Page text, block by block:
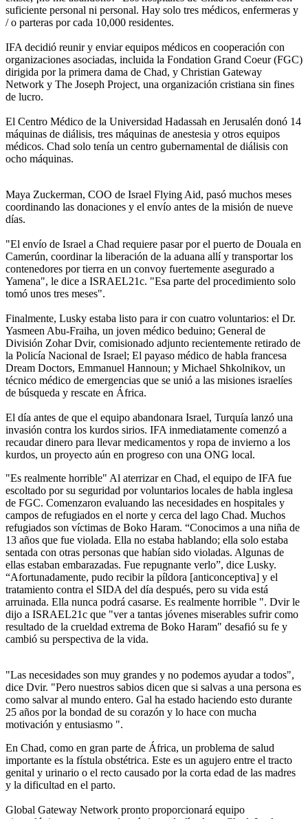
suficiente personal ni personal. Hay solo tres médicos, enfermeras y
/ o parteras por cada 10,000 residentes.
IFA decidió reunir y enviar equipos médicos en cooperación con
organizaciones asociadas, incluida la Fondation Grand Coeur (FGC)
dirigida por la primera dama de Chad, y Christian Gateway
Network y The Joseph Project, una organización cristiana sin fines
de lucro.
El Centro Médico de la Universidad Hadassah en Jerusalén donó 14
máquinas de diálisis, tres máquinas de anestesia y otros equipos
médicos. Chad solo tenía un centro gubernamental de diálisis con
ocho máquinas.
Maya Zuckerman, COO de Israel Flying Aid, pasó muchos meses
coordinando las donaciones y el envío antes de la misión de nueve
días.
"El envío de Israel a Chad requiere pasar por el puerto de Douala en
Camerún, coordinar la liberación de la aduana allí y transportar los
contenedores por tierra en un convoy fuertemente asegurado a
Yamena", le dice a ISRAEL21c. "Esa parte del procedimiento solo
tomó unos tres meses".
Finalmente, Lusky estaba listo para ir con cuatro voluntarios: el Dr.
Yasmeen Abu-Fraiha, un joven médico beduino; General de
División Zohar Dvir, comisionado adjunto recientemente retirado de
la Policía Nacional de Israel; El payaso médico de habla francesa
Dream Doctors, Emmanuel Hannoun; y Michael Shkolnikov, un
técnico médico de emergencias que se unió a las misiones israelíes
de búsqueda y rescate en África.
El día antes de que el equipo abandonara Israel, Turquía lanzó una
invasión contra los kurdos sirios. IFA inmediatamente comenzó a
recaudar dinero para llevar medicamentos y ropa de invierno a los
kurdos, un proyecto aún en progreso con una ONG local.
"Es realmente horrible" Al aterrizar en Chad, el equipo de IFA fue
escoltado por su seguridad por voluntarios locales de habla inglesa
de FGC. Comenzaron evaluando las necesidades en hospitales y
campos de refugiados en el norte y cerca del lago Chad. Muchos
refugiados son víctimas de Boko Haram. “Conocimos a una niña de
13 años que fue violada. Ella no estaba hablando; ella solo estaba
sentada con otras personas que habían sido violadas. Algunas de
ellas estaban embarazadas. Fue repugnante verlo”, dice Lusky.
“Afortunadamente, pudo recibir la píldora [anticonceptiva] y el
tratamiento contra el SIDA del día después, pero su vida está
arruinada. Ella nunca podrá casarse. Es realmente horrible ". Dvir le
dijo a ISRAEL21c que "ver a tantas jóvenes miserables sufrir como
resultado de la crueldad extrema de Boko Haram" desafió su fe y
cambió su perspectiva de la vida.
"Las necesidades son muy grandes y no podemos ayudar a todos",
dice Dvir. "Pero nuestros sabios dicen que si salvas a una persona es
como salvar al mundo entero. Gal ha estado haciendo esto durante
25 años por la bondad de su corazón y lo hace con mucha
motivación y entusiasmo ".
En Chad, como en gran parte de África, un problema de salud
importante es la fístula obstétrica. Este es un agujero entre el tracto
genital y urinario o el recto causado por la corta edad de las madres
y la dificultad en el parto.
Global Gateway Network pronto proporcionará equipo